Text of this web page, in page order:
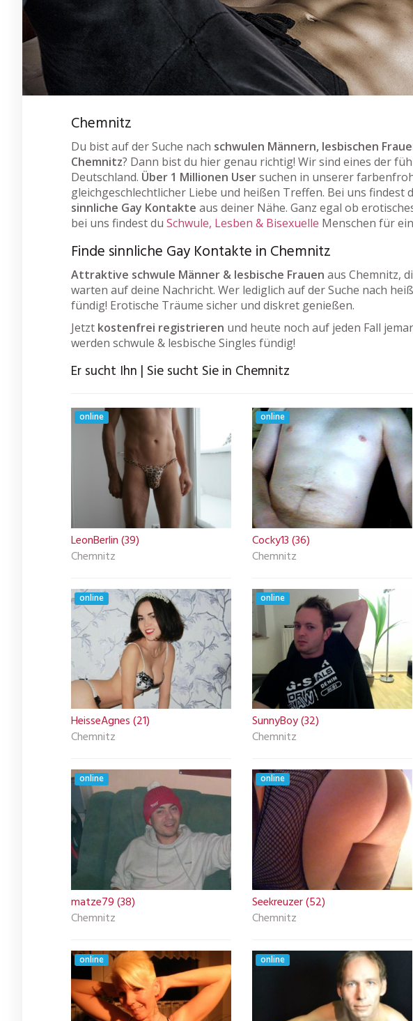
Chemnitz
Du bist auf der Suche nach schwulen Männern, lesbischen
Chemnitz? Dann bist du hier genau richtig! Wir sind eines der
Deutschland. Über 1 Millionen Usersuchen in unserer
gleichgeschlechtlicher Liebe und heißen Treffen. Bei uns findest
sinnliche Gay Kontakte aus deiner Nähe. Ganz egal ob
bei uns findest du Schwule, Lesben & Bisexuelle Menschen für ein
Finde sinnliche Gay Kontakte in Chemnitz
Attraktive schwule Männer & lesbische Frauen aus Chemnitz,
warten auf deine Nachricht. Wer lediglich auf der Suche nach
fündig! Erotische Träume sicher und diskret genießen.
Jetzt kostenfrei registrieren und heute noch auf jeden Fall
werden schwule & lesbische Singles fündig!
Er sucht Ihn | Sie sucht Sie in Chemnitz
online
LeonBerlin (39)
Chemnitz
online
Cocky13 (36)
Chemnitz
online
HeisseAgnes (21)
Chemnitz
online
SunnyBoy (32)
Chemnitz
online
matze79 (38)
Chemnitz
online
Seekreuzer (52)
Chemnitz
online online